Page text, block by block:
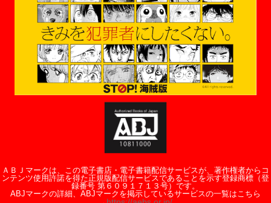
ＡＢＪマークは、この電子書店・電子書籍配信サービスが、著作権者からコ
ンテンツ使用許諾を得た正規版配信サービスであることを示す登録商標（登
録番号 第６０９１７１３号）です。
ABJマークの詳細、ABJマークを掲示しているサービスの一覧はこちら